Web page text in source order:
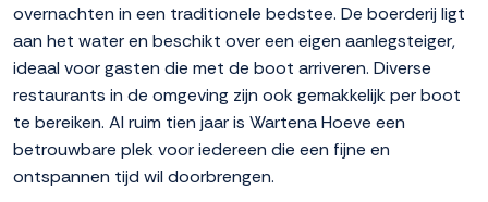
overnachten in een traditionele bedstee. De boerderij ligt
aan het water en beschikt over een eigen aanlegsteiger,
ideaal voor gasten die met de boot arriveren. Diverse
restaurants in de omgeving zijn ook gemakkelijk per boot
te bereiken. Al ruim tien jaar is Wartena Hoeve een
betrouwbare plek voor iedereen die een fijne en
ontspannen tijd wil doorbrengen.